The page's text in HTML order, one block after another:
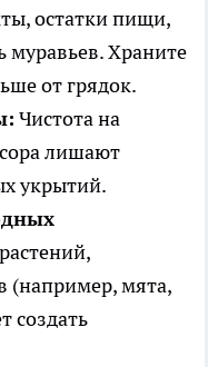
остатки пищи,
муравьев. Храните
от грядок.
Чистота на
лишают
укрытий.
(например, мята,
создать